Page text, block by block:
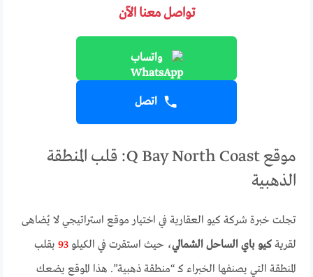
تواصل معنا الآن
واتساب
اتصل
موقع Q Bay North Coast: قلب المنطقة
الذهبية
تجلت خبرة شركة كيو العقارية في اختيار موقع استراتيجي لا يُضاهى
لقريةكيو باي الساحل الشمالي، حيث استقرت في الكيلو93 بقلب
المنطقة التي يصنفها الخبراء كـ “منطقة ذهبية”. هذا الموقع يضعك